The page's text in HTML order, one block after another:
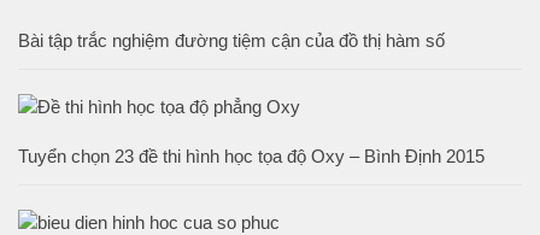
Bài tập trắc nghiệm đường tiệm cận của đồ thị hàm số
Tuyển chọn 23 đề thi hình học tọa độ Oxy – Bình Định 2015